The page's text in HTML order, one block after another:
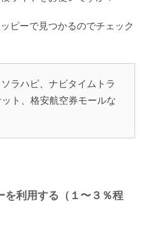
ピーで見つかるのでチェック
ラハピ、ナビタイムトラ
ト、格安航空券モールな
を利用する（１〜３％程